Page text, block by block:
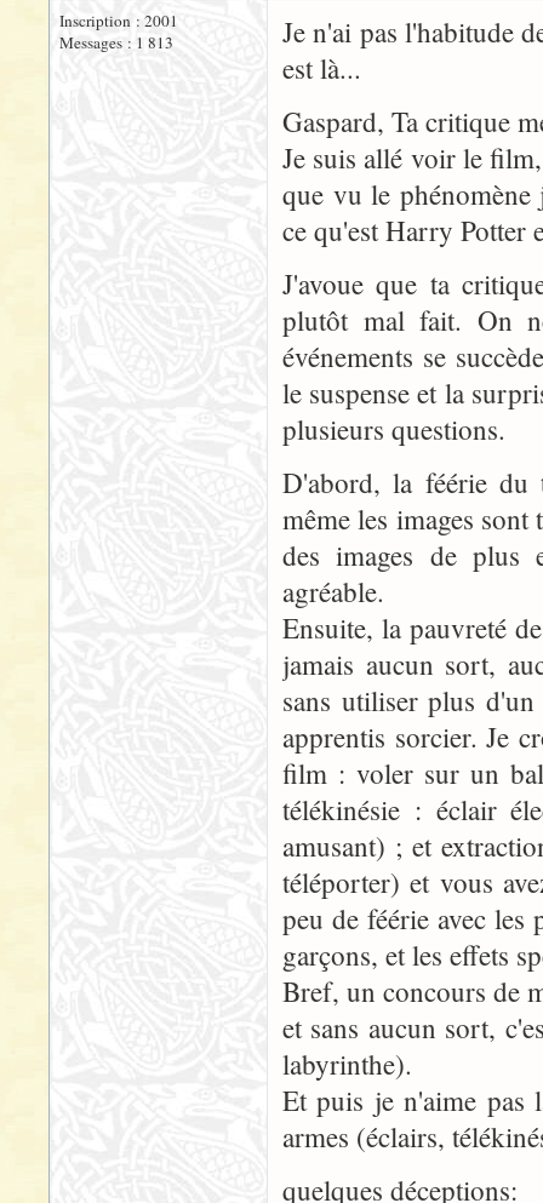
Inscription : 2001
Messages : 1 813
Je n'ai pas l'habitude
est là...
Gaspard, Ta critique
Je suis allé voir le
que vu le
ce qu'est Harry Potter
J'avoue que ta
plutôt mal fait. On
événements se
le suspense et la
plusieurs questions.
D'abord, la féérie du
même les images
des images de plus
agréable.
Ensuite, la pauvreté
jamais aucun sort,
sans utiliser plus
apprentis sorcier. Je
film : voler sur un
télékinésie : éclair
amusant) ; et
téléporter) et vous
peu de féérie avec
garçons, et les effets
Bref, un concours de
et sans aucun sort,
labyrinthe).
Et puis je n'aime pas
armes (éclairs,
quelques déceptions: